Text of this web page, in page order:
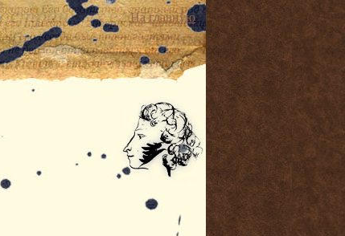
На главную